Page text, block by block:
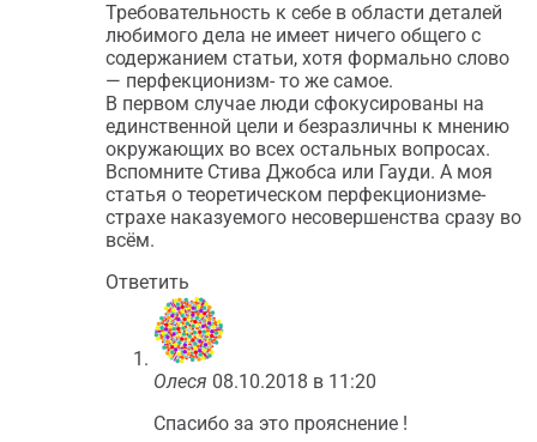
Требовательность к себе в области деталей
любимого дела не имеет ничего общего с
содержанием статьи, хотя формально слово
— перфекционизм- то же самое.
В первом случае люди сфокусированы на
единственной цели и безразличны к мнению
окружающих во всех остальных вопросах.
Вспомните Стива Джобса или Гауди. А моя
статья о теоретическом перфекционизме-
страхе наказуемого несовершенства сразу во
всём.
Ответить
Олеся 08.10.2018 в 11:20
Спасибо за это прояснение !